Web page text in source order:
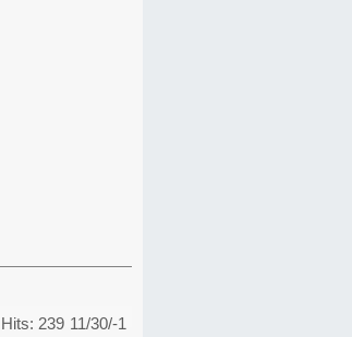
11/30/-1
Hits: 239